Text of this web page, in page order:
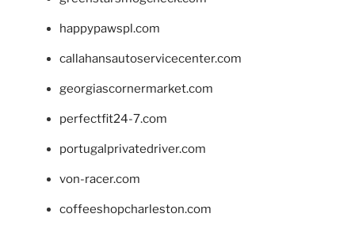
happypawspl.com
callahansautoservicecenter.com
georgiascornermarket.com
perfectfit24-7.com
portugalprivatedriver.com
von-racer.com
coffeeshopcharleston.com